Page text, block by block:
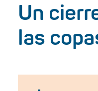
Un
las